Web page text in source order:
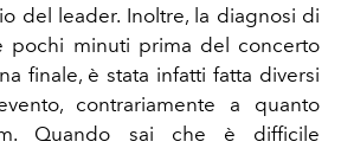
del leader. Inoltre, la diagnosi di
pochi minuti prima del concerto
finale, è stata infatti fatta diversi
contrariamente a quanto
Quando sai che è difficile